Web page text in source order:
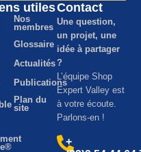
utiles
Nos
membres
Glossaire
Actualités
Publications
Plan du
site
Contact
Une question,
un projet, une
idée à partager
?
L’équipe Shop
Expert Valley est
à votre écoute.
Parlons-en !
+